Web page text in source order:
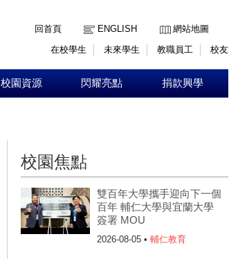
回首頁
ENGLISH
網站地圖
在校學生
未來學生 教職員工 校友
校園資源 閃耀亮點 捐款興學
校園焦點
雙百年大學攜手迎向下一個
百年 輔仁大學與宜蘭大學
簽署 MOU
2026-08-05 • 輔仁教育